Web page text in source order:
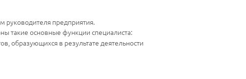
руководителя предприятия.
такие основные функции специалиста:
образующихся в результате деятельности